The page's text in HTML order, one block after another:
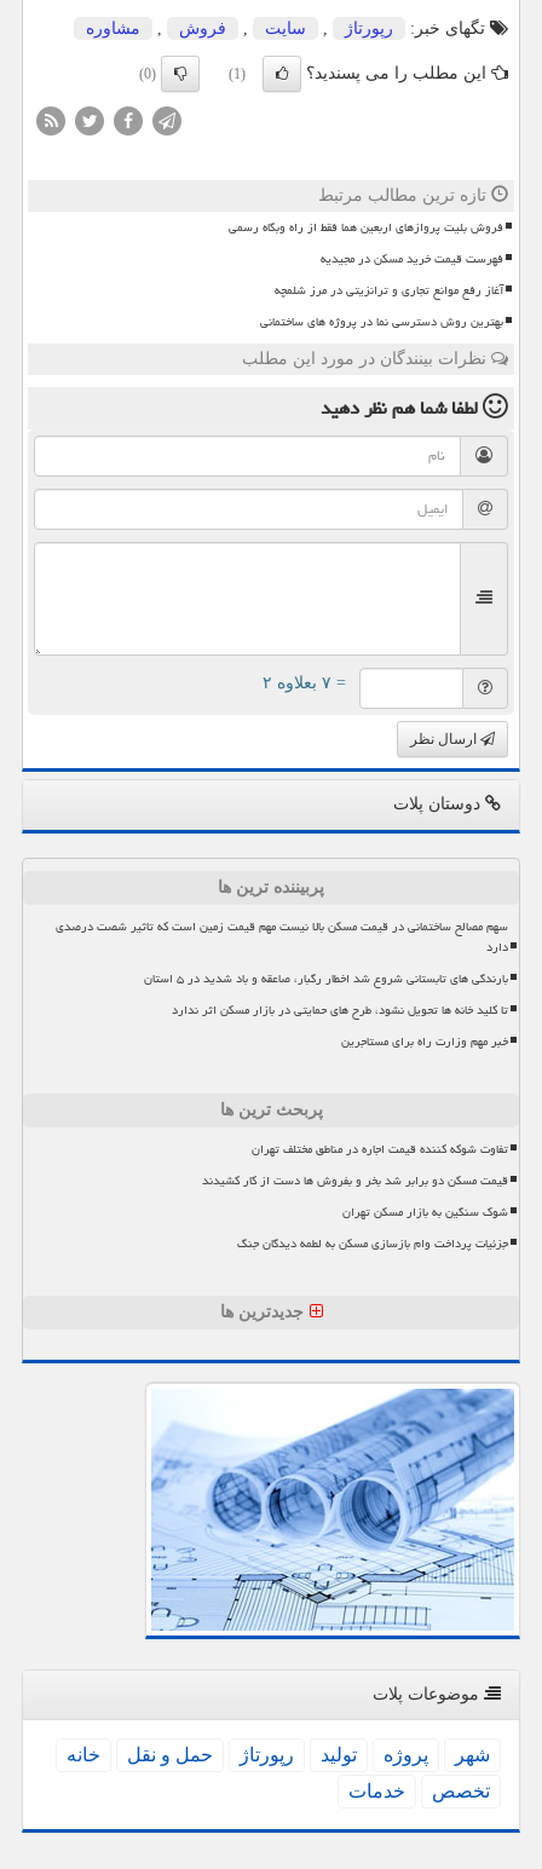
تگهای خبر:
رپورتاژ سایت فروش مشاوره
این مطلب را می پسندید؟ (1)
(0)
تازه ترین مطالب مرتبط
فروش بلیت پروازهای اربعین هما فقط از راه وبگاه رسمی
فهرست قیمت خرید مسکن در مجیدیه
آغاز رفع موانع تجاری و ترانزیتی در مرز شلمچه
بهترین روش دسترسی نما در پروژه های ساختمانی
نظرات بینندگان در مورد این مطلب
لطفا شما همنظر دهید
= ۷ بعلاوه ۲
ارسال نظر
دوستان پلات
پربیننده ترین ها
سهم مصالح ساختمانی در قیمت مسکن بالا نیست مهم قیمت زمین است که تاثیر شصت درصدی
دارد
بارندگی های تابستانی شروع شد اخطار رگبار، صاعقه و باد شدید در ۵ استان
تا کلید خانه ها تحویل نشود، طرح های حمایتی در بازار مسکن اثر ندارد
خبر مهم وزارت راه برای مستاجرین
پربحث ترین ها
تفاوت شوکه کننده قیمت اجاره در مناطق مختلف تهران
قیمت مسکن دو برابر شد بخر و بفروش ها دست از کار کشیدند
شوک سنگین به بازار مسکن تهران
جزئیات پرداخت وام بازسازی مسکن به لطمه دیدگان جنگ
جدیدترین ها
موضوعات پلات
شهر پروژه تولید رپورتاژ حمل و نقل
خانه
تخصص
خدمات